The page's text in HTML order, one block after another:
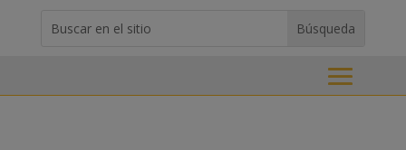
for...